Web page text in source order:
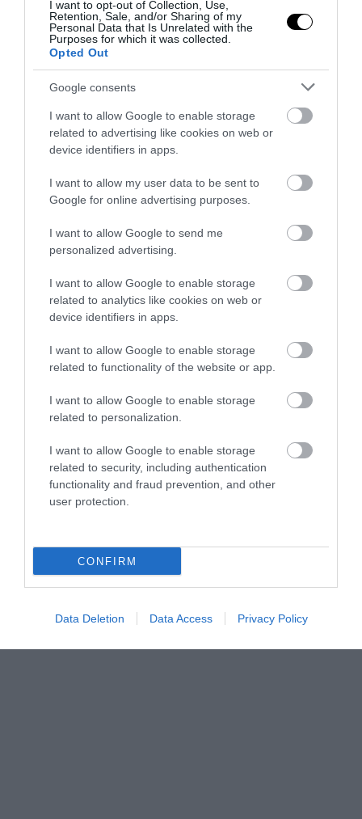
I want to opt-out of Collection, Use,
Retention, Sale, and/or Sharing of my
Personal Data that Is Unrelated with the
Purposes for which it was collected.
Opted Out
Google consents
I want to allow Google to enable storage
related to advertising like cookies on web or
device identifiers in apps.
I want to allow my user data to be sent to
Google for online advertising purposes.
I want to allow Google to send me
personalized advertising.
I want to allow Google to enable storage
related to analytics like cookies on web or
device identifiers in apps.
I want to allow Google to enable storage
related to functionality of the website or app.
I want to allow Google to enable storage
related to personalization.
I want to allow Google to enable storage
related to security, including authentication
functionality and fraud prevention, and other
user protection.
CONFIRM
Data Deletion Data Access Privacy Policy